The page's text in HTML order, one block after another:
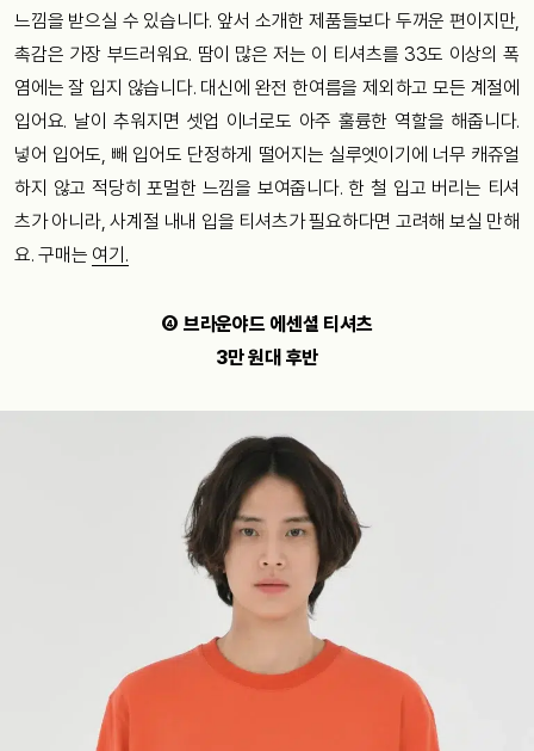
느낌을 받으실 수 있습니다. 앞서 소개한 제품들보다 두꺼운 편이지만,
촉감은 가장 부드러워요. 땀이 많은 저는 이 티셔츠를 33도 이상의 폭
염에는 잘 입지 않습니다. 대신에 완전 한여름을 제외하고 모든 계절에
입어요. 날이 추워지면 셋업 이너로도 아주 훌륭한 역할을 해줍니다.
넣어 입어도, 빼 입어도 단정하게 떨어지는 실루엣이기에 너무 캐쥬얼
하지 않고 적당히 포멀한 느낌을 보여줍니다. 한 철 입고 버리는 티셔
츠가 아니라, 사계절 내내 입을 티셔츠가 필요하다면 고려해 보실 만해
요. 구매는 여기.
④ 브라운야드 에센셜 티셔츠
3만 원대 후반